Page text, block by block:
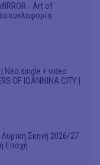
- Art of
κυκλοφορία
Νέο single + video
OF IOANNINA CITY |
Λυρική Σκηνή 2026/27
Εποχή